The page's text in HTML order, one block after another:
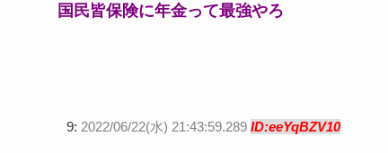
国民皆保険に年金って最強やろ
9: 2022/06/22(水) 21:43:59.289 ID:eeYqBZV10